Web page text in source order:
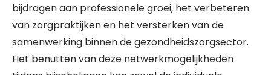
bijdragen aan professionele groei, het verbeteren
van zorgpraktijken en het versterken van de
samenwerking binnen de gezondheidszorgsector.
Het benutten van deze netwerkmogelijkheden